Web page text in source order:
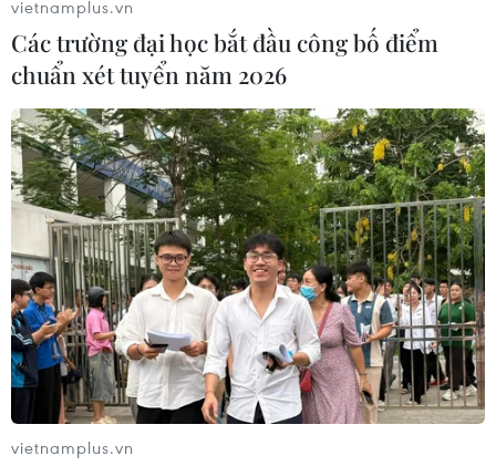
với các nước trong giải quyết các thách thức mang tính
toàn cầu, thúc đẩy tăng trưởng kinh tế.
vietnamplus.vn
Các trường đại học bắt đầu công bố điểm
chuẩn xét tuyển năm 2026
vietnamplus.vn